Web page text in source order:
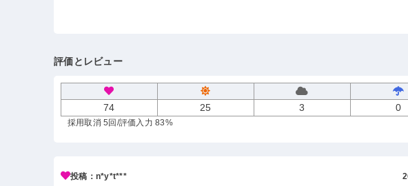
評価とレビュー
74 25 3 0
採用取消 5回 /評価入力 83%
投稿：n*y*t***